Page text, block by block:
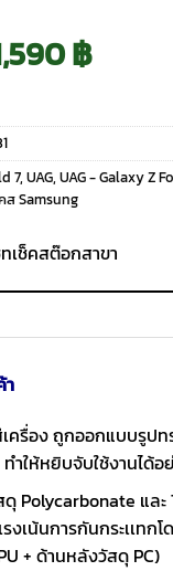
฿.
฿Current
price
is:
1,590 ฿.
7, UAG, UAG - Galaxy Z
ส Samsung
เช็คสต๊อกสาขา
เครื่อง ถูกออกแบบรูป
ทำให้หยิบจับใช้งานได้
Polycarbonate และ
รงเน้นการกันกระเเทก
+ ด้านหลังวัสดุ PC)